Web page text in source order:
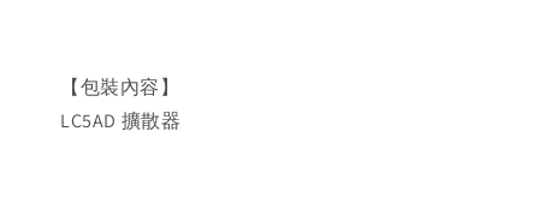
【包裝內容】
LC5AD 擴散器